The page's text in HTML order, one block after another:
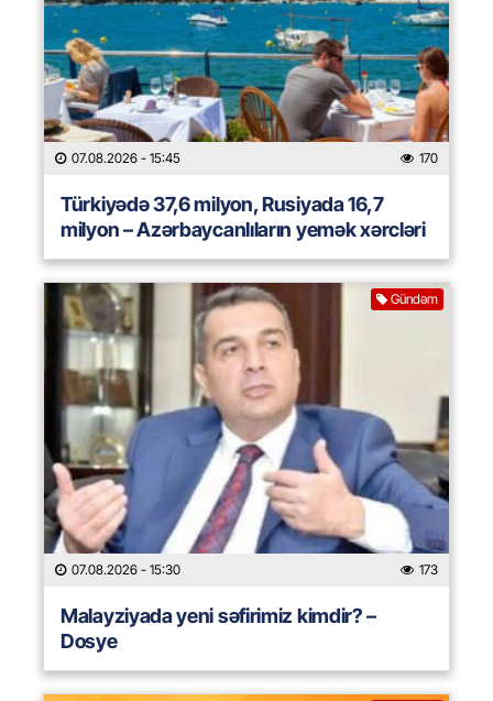
07.08.2026 - 15:45 170
Türkiyədə 37,6 milyon, Rusiyada 16,7
milyon – Azərbaycanlıların yemək xərcləri
Gündəm
07.08.2026 - 15:30 173
Malayziyada yeni səfirimiz kimdir? –
Dosye